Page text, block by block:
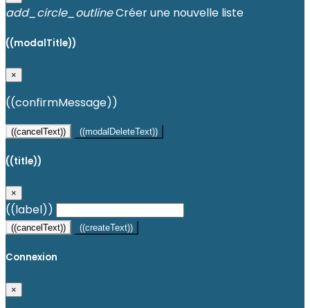
add_circle_outlineCréer une nouvelle liste
((modalTitle))
×
((confirmMessage))
((cancelText)) ((modalDeleteText))
((title))
×
((label))
((cancelText)) ((createText))
Connexion
×